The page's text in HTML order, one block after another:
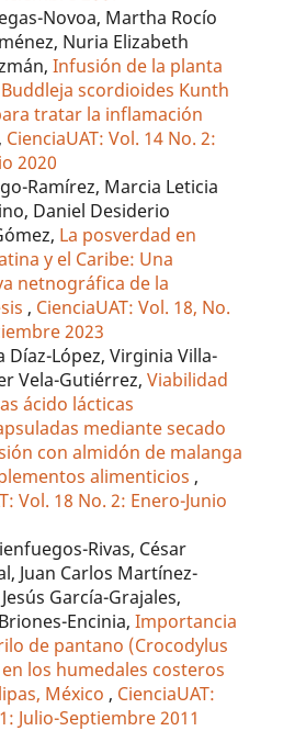
Novoa, Martha Rocío
Nuria Elizabeth
Infusión de la planta
scordioides Kunth
tratar la inflamación
, CienciaUAT: Vol. 14 No. 2:
2020
Ramírez, Marcia Leticia
Daniel Desiderio
La posverdad en
y el Caribe: Una
netnográfica de la
, CienciaUAT: Vol. 18, No.
2023
Díaz-López, Virginia Villa-
Vela-Gutiérrez,Viabilidad
ácido lácticas
mediante secado
con almidón de malanga
alimenticios ,
Vol. 18 No. 2: Enero-Junio
Rivas, César
Juan Carlos Martínez-
García-Grajales,
Encinia,Importancia
de pantano (Crocodylus
los humedales costeros
México , CienciaUAT:
Julio-Septiembre 2011